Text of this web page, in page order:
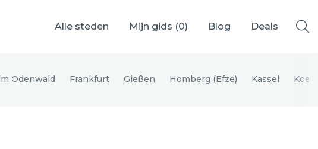
Alle steden Mijn gids (0) Blog Deals
Odenwald Frankfurt Gießen Homberg (Efze) Kassel